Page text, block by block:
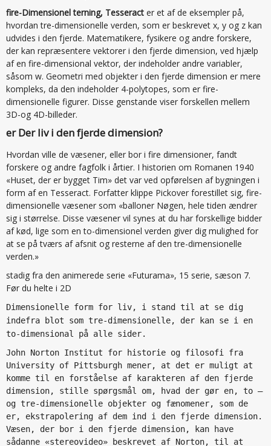
fire-Dimensionel terning, Tesseract er et af de eksempler på,
hvordan tre-dimensionelle verden, som er beskrevet x, y og z kan
udvides i den fjerde. Matematikere, fysikere og andre forskere,
der kan repræsentere vektorer i den fjerde dimension, ved hjælp
af en fire-dimensional vektor, der indeholder andre variabler,
såsom w. Geometri med objekter i den fjerde dimension er mere
kompleks, da den indeholder 4-polytopes, som er fire-
dimensionelle figurer. Disse genstande viser forskellen mellem
3D-og 4D-billeder.
er Der liv i den fjerde dimension?
Hvordan ville de væsener, eller bor i fire dimensioner, fandt
forskere og andre fagfolk i årtier. I historien om Romanen 1940
«Huset, der er bygget Tim» det var ved opførelsen af bygningen i
form af en Tesseract. Forfatter klippe Pickover forestillet sig, fire-
dimensionelle væsener som «balloner Nøgen, hele tiden ændrer
sig i størrelse. Disse væsener vil synes at du har forskellige bidder
af kød, lige som en to-dimensionel verden giver dig mulighed for
at se på tværs af afsnit og resterne af den tre-dimensionelle
verden.»
stadig fra den animerede serie «Futurama», 15 serie, sæson 7.
Før du helte i 2D
Dimensionelle form for liv, i stand til at se dig
indefra blot som tre-dimensionelle, der kan se i en
to-dimensional på alle sider.
John Norton Institut for historie og filosofi fra
University of Pittsburgh mener, at det er muligt at
komme til en forståelse af karakteren af den fjerde
dimension, stille spørgsmål om, hvad der gør en, to —
og tre-dimensionelle objekter og fænomener, som de
er, ekstrapolering af dem ind i den fjerde dimension.
Væsen, der bor i den fjerde dimension, kan have
sådanne «stereovideo» beskrevet af Norton, til at